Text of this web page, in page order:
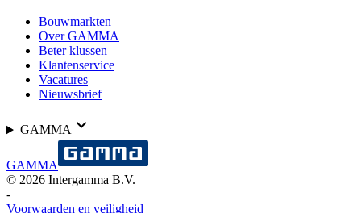
Bouwmarkten
Over GAMMA
Beter klussen
Klantenservice
Vacatures
Nieuwsbrief
GAMMA
GAMMA
© 2026 Intergamma B.V.
-
Voorwaarden en veiligheid